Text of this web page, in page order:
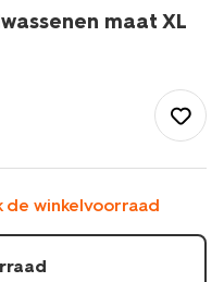
maat XL
de winkelvoorraad